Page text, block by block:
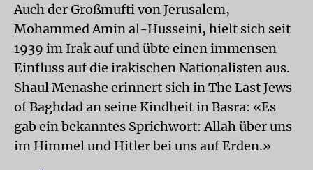
Auch der Großmufti von Jerusalem,
Mohammed Amin al-Husseini, hielt sich seit
1939 im Irak auf und übte einen immensen
Einfluss auf die irakischen Nationalisten aus.
Shaul Menashe erinnert sich in The Last Jews
of Baghdad an seine Kindheit in Basra: «Es
gab ein bekanntes Sprichwort: Allah über uns
im Himmel und Hitler bei uns auf Erden.»